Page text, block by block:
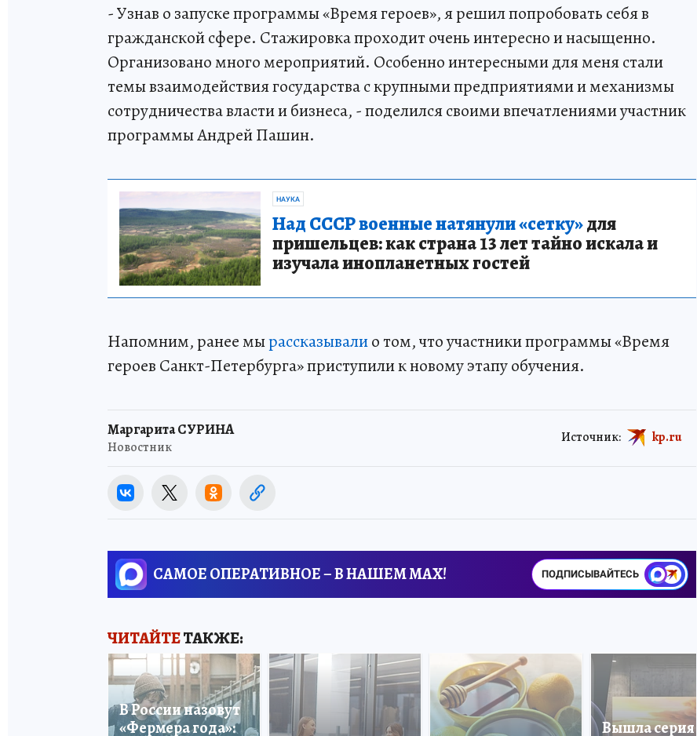
- Узнав о запуске программы «Время героев», я решил попробовать себя в
гражданской сфере. Стажировка проходит очень интересно и насыщенно.
Организовано много мероприятий. Особенно интересными для меня стали
темы взаимодействия государства с крупными предприятиями и механизмы
сотрудничества власти и бизнеса, - поделился своими впечатлениями участник
программы Андрей Пашин.
НАУКА
Над СССР военные натянули «сетку»для
пришельцев: как страна 13 лет тайно искала и
изучала инопланетных гостей
Напомним, ранее мырассказывалио том, что участники программы «Время
героев Санкт-Петербурга» приступили к новому этапу обучения.
Маргарита СУРИНА
Новостник
Источник: kp.ru
САМОЕ ОПЕРАТИВНОЕ – В НАШЕМ MAX! ПОДПИСЫВАЙТЕСЬ
ЧИТАЙТЕТАКЖЕ:
В России назовут
«Фермера года»:
Вышла серия